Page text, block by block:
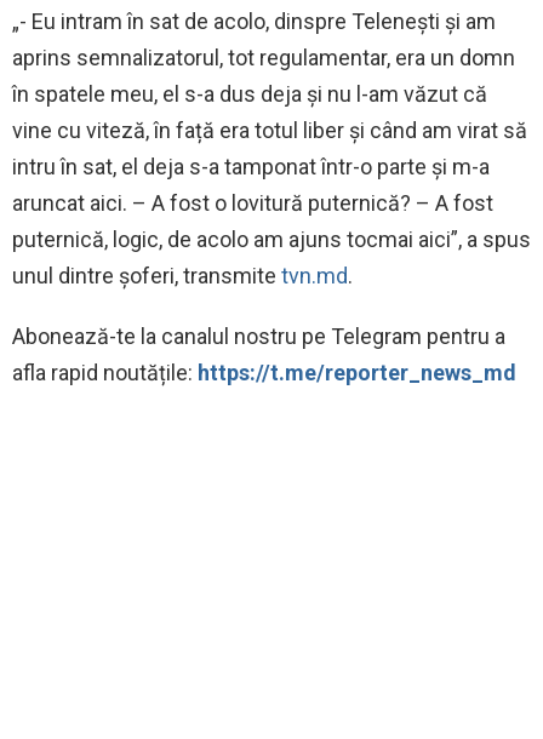
„- Eu intram în sat de acolo, dinspre Telenești și am
aprins semnalizatorul, tot regulamentar, era un domn
în spatele meu, el s-a dus deja și nu l-am văzut că
vine cu viteză, în față era totul liber și când am virat să
intru în sat, el deja s-a tamponat într-o parte și m-a
aruncat aici. – A fost o lovitură puternică? – A fost
puternică, logic, de acolo am ajuns tocmai aici”, a spus
unul dintre șoferi, transmite tvn.md.
‍Abonează-te la canalul nostru pe Telegram pentru a
afla rapid noutățile: https://t.me/reporter_news_md